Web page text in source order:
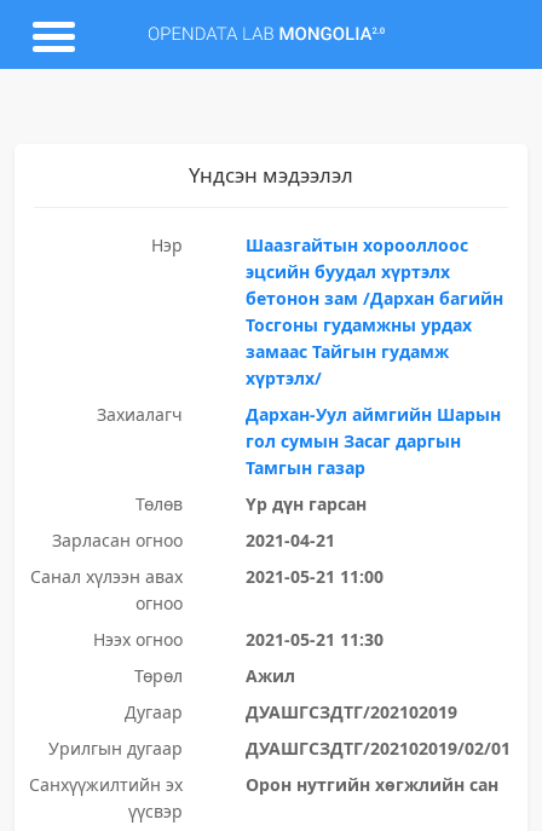
Үндсэн мэдээлэл
Нэр
Шаазгайтын хорооллоос
эцсийн буудал хүртэлх
бетонон зам /Дархан багийн
Тосгоны гудамжны урдах
замаас Тайгын гудамж
хүртэлх/
Захиалагч
Дархан-Уул аймгийн Шарын
гол сумын Засаг даргын
Тамгын газар
Төлөв
Үр дүн гарсан
Зарласан огноо
2021-04-21
Санал хүлээн авах
огноо
2021-05-21 11:00
Нээх огноо
2021-05-21 11:30
Төрөл
Ажил
Дугаар
ДУАШГСЗДТГ/202102019
Урилгын дугаар
ДУАШГСЗДТГ/202102019/02/01
Санхүүжилтийн эх
үүсвэр
Орон нутгийн хөгжлийн сан